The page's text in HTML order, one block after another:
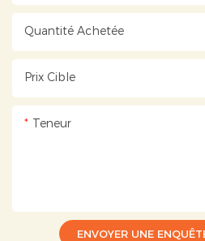
Quantité Achetée
Prix ​​cible
Teneur
ENVOYER UNE